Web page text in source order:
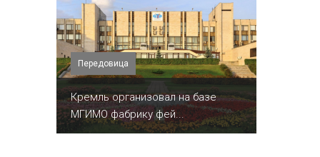
Передовица
Кремль организовал на базе
МГИМО фабрику фей...